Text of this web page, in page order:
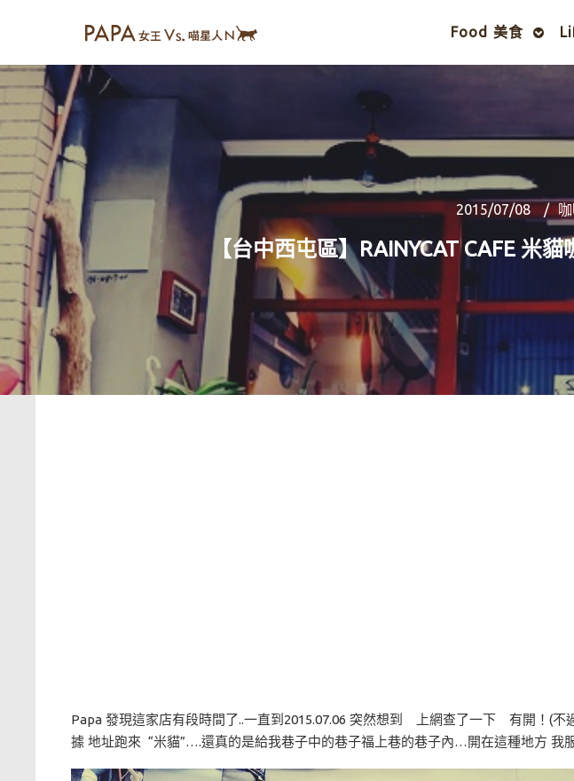
Food 美食
2015/07/08
【台中西屯區】RAINYCAT CAFE 米
Papa 發現這家店有段時間了..一直到2015.07.06 突然想到 上網查了一下 有開！(不
據 地址跑來 “米貓”….還真的是給我巷子中的巷子福上巷的巷子內…開在這種地方 我